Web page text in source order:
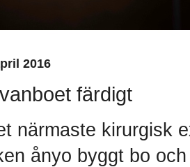
2016
färdigt
närmaste kirurgisk
ånyo byggt bo